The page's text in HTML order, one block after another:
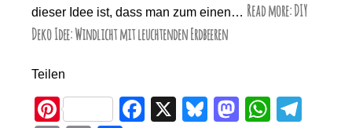
dieser Idee ist, dass man zum einen… Read more: DIY
Deko Idee: Windlicht mit leuchtenden Erdbeeren
Teilen
Pi
F
X
Bl
M
W